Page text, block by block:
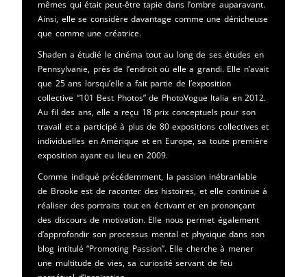
mêmes qui était peut-être tapie dans l’ombre auparavant.
Ainsi, elle se considère davantage comme une dénicheuse
que comme une créatrice.
Shaden a étudié le cinéma tout au long de ses études en
Pennsylvanie, près de l’endroit où elle a grandi. Elle n’avait
que 25 ans lorsqu’elle a fait partie de l’exposition
collective “101 Best Photos” de PhotoVogue Italia en 2012.
Au fil des ans, elle a reçu 18 prix conceptuels pour son
travail et a participé à plus de 80 expositions collectives et
individuelles en Amérique et en Europe, sa toute première
exposition ayant eu lieu en 2009.
Comme indiqué précédemment, la passion inébranlable
de Brooke est de raconter des histoires, et elle continue à
réaliser des portraits tout en écrivant et en prononçant
des discours de motivation. Elle nous permet également
d’approfondir son processus mental et physique dans son
blog intitulé “Promoting Passion”. Elle cherche à mener
une multitude de vies, sa curiosité servant de feu